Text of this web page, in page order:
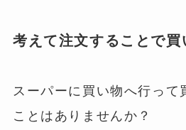
考えて注文することで買
スーパーに買い物へ行って
ことはありませんか？